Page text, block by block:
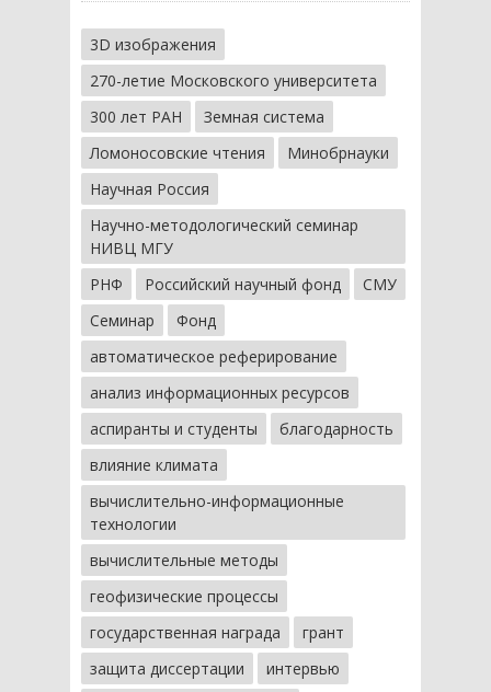
3D изображения
270-летие Московского университета
300 лет РАН
Земная система
Ломоносовские чтения
Минобрнауки
Научная Россия
Научно-методологический семинар
НИВЦ МГУ
РНФ
Российский научный фонд
СМУ
Семинар
Фонд
автоматическое реферирование
анализ информационных ресурсов
аспиранты и студенты
благодарность
влияние климата
вычислительно-информационные
технологии
вычислительные методы
геофизические процессы
государственная награда
грант
защита диссертации
интервью